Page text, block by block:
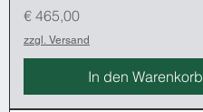
Preis
€ 465,00
zzgl. Versand
In den Warenkorb